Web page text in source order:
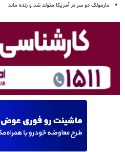
مارمولک دو سر در آمریکا متولد شد و زنده ماند